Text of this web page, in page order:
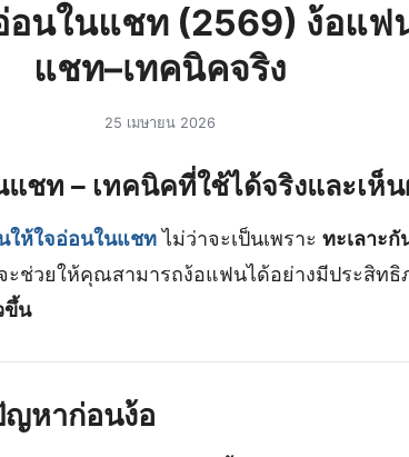
อนในแชท (2569) ง้อแฟ
แชท–เทคนิคจริง
25 เมษายน 2026
แชท – เทคนิคที่ใช้ได้จริงและเห็
ให้ใจอ่อนในแชทไม่ว่าจะเป็นเพราะ ทะเลาะกั
ะช่วยให้คุณสามารถง้อแฟนได้อย่างมีประสิทธิ
ขึ้น
ญหาก่อนง้อ